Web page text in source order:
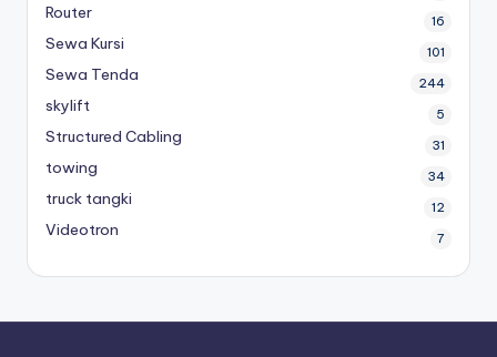
Router 16
Sewa Kursi 101
Sewa Tenda 244
skylift 5
Structured Cabling 31
towing 34
truck tangki 12
Videotron 7